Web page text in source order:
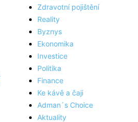
Zdravotní pojištění
Reality
Byznys
Ekonomika
Investice
Politika
Finance
Ke kávě a čaji
Adman´s Choice
Aktuality